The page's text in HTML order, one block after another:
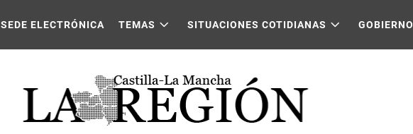
SEDE ELECTRÓNICA TEMAS SITUACIONES COTIDIANAS GOBIERNO